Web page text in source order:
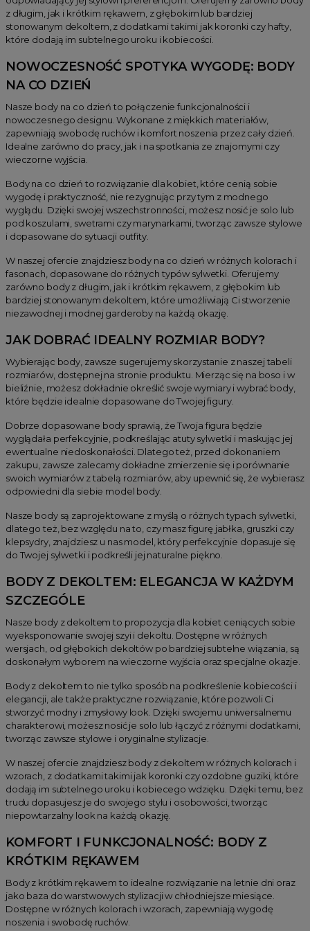
z długim, jak i krótkim rękawem, z głębokim lub bardziej
stonowanym dekoltem, z dodatkami takimi jak koronki czy hafty,
które dodają im subtelnego uroku i kobiecości.
NOWOCZESNOŚĆ SPOTYKA WYGODĘ: BODY
NA CO DZIEŃ
Nasze body na co dzień to połączenie funkcjonalności i
nowoczesnego designu. Wykonane z miękkich materiałów,
zapewniają swobodę ruchów i komfort noszenia przez cały dzień.
Idealne zarówno do pracy, jak i na spotkania ze znajomymi czy
wieczorne wyjścia.
Body na co dzień to rozwiązanie dla kobiet, które cenią sobie
wygodę i praktyczność, nie rezygnując przy tym z modnego
wyglądu. Dzięki swojej wszechstronności, możesz nosić je solo lub
pod koszulami, swetrami czy marynarkami, tworząc zawsze stylowe
i dopasowane do sytuacji outfity.
W naszej ofercie znajdziesz body na co dzień w różnych kolorach i
fasonach, dopasowane do różnych typów sylwetki. Oferujemy
zarówno body z długim, jak i krótkim rękawem, z głębokim lub
bardziej stonowanym dekoltem, które umożliwiają Ci stworzenie
niezawodnej i modnej garderoby na każdą okazję.
JAK DOBRAĆ IDEALNY ROZMIAR BODY?
Wybierając body, zawsze sugerujemy skorzystanie z naszej tabeli
rozmiarów, dostępnej na stronie produktu. Mierząc się na boso i w
bieliźnie, możesz dokładnie określić swoje wymiary i wybrać body,
które będzie idealnie dopasowane do Twojej figury.
Dobrze dopasowane body sprawią, że Twoja figura będzie
wyglądała perfekcyjnie, podkreślając atuty sylwetki i maskując jej
ewentualne niedoskonałości. Dlatego też, przed dokonaniem
zakupu, zawsze zalecamy dokładne zmierzenie się i porównanie
swoich wymiarów z tabelą rozmiarów, aby upewnić się, że wybierasz
odpowiedni dla siebie model body.
Nasze body są zaprojektowane z myślą o różnych typach sylwetki,
dlatego też, bez względu na to, czy masz figurę jabłka, gruszki czy
klepsydry, znajdziesz u nas model, który perfekcyjnie dopasuje się
do Twojej sylwetki i podkreśli jej naturalne piękno.
BODY Z DEKOLTEM: ELEGANCJA W KAŻDYM
SZCZEGÓLE
Nasze body z dekoltem to propozycja dla kobiet ceniących sobie
wyeksponowanie swojej szyi i dekoltu. Dostępne w różnych
wersjach, od głębokich dekoltów po bardziej subtelne wiązania, są
doskonałym wyborem na wieczorne wyjścia oraz specjalne okazje.
Body z dekoltem to nie tylko sposób na podkreślenie kobiecości i
elegancji, ale także praktyczne rozwiązanie, które pozwoli Ci
stworzyć modny i zmysłowy look. Dzięki swojemu uniwersalnemu
charakterowi, możesz nosić je solo lub łączyć z różnymi dodatkami,
tworząc zawsze stylowe i oryginalne stylizacje.
W naszej ofercie znajdziesz body z dekoltem w różnych kolorach i
wzorach, z dodatkami takimi jak koronki czy ozdobne guziki, które
dodają im subtelnego uroku i kobiecego wdzięku. Dzięki temu, bez
trudu dopasujesz je do swojego stylu i osobowości, tworząc
niepowtarzalny look na każdą okazję.
KOMFORT I FUNKCJONALNOŚĆ: BODY Z
KRÓTKIM RĘKAWEM
Body z krótkim rękawem to idealne rozwiązanie na letnie dni oraz
jako baza do warstwowych stylizacji w chłodniejsze miesiące.
Dostępne w różnych kolorach i wzorach, zapewniają wygodę
noszenia i swobodę ruchów.